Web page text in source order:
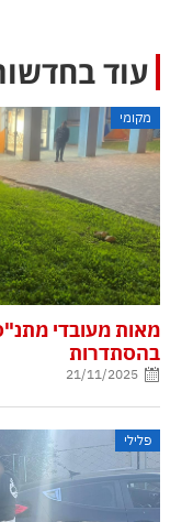
עוד
מקומי
מאות מעובדי
בהסתדרות
21/11/2025
פלילי